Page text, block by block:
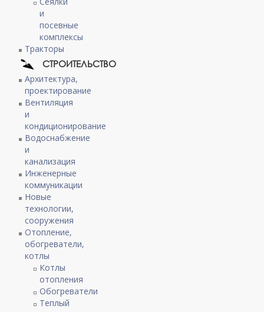
и
посевные
комплексы
Тракторы
СТРОИТЕЛЬСТВО
Архитектура,
проектирование
Вентиляция
и
кондиционирование
Водоснабжение
и
канализация
Инженерные
коммуникации
Новые
технологии,
сооружения
Отопление,
обогреватели,
котлы
Котлы
отопления
Обогреватели
Теплый